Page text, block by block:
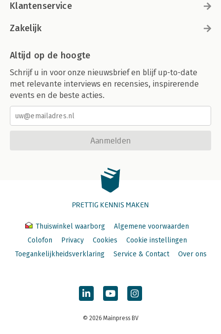
Klantenservice
Zakelijk
Altijd op de hoogte
Schrijf u in voor onze nieuwsbrief en blijf up-to-date
met relevante interviews en recensies, inspirerende
events en de beste acties.
Aanmelden
PRETTIG KENNIS MAKEN
Thuiswinkel waarborg
Algemene voorwaarden
Colofon
Privacy Cookies
Cookie instellingen
Toegankelijkheidsverklaring
Service & Contact Over ons
© 2026 Mainpress BV